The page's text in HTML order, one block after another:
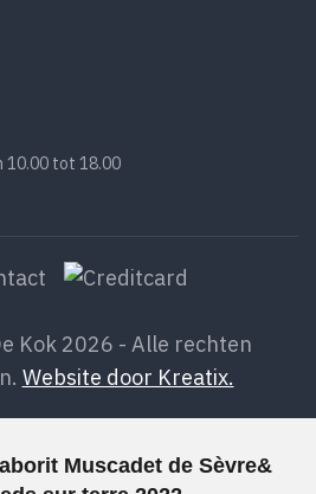
10.00 tot 18.00
Kok 2026 - Alle rechten
Website door Kreatix.
Muscadet de Sèvre&